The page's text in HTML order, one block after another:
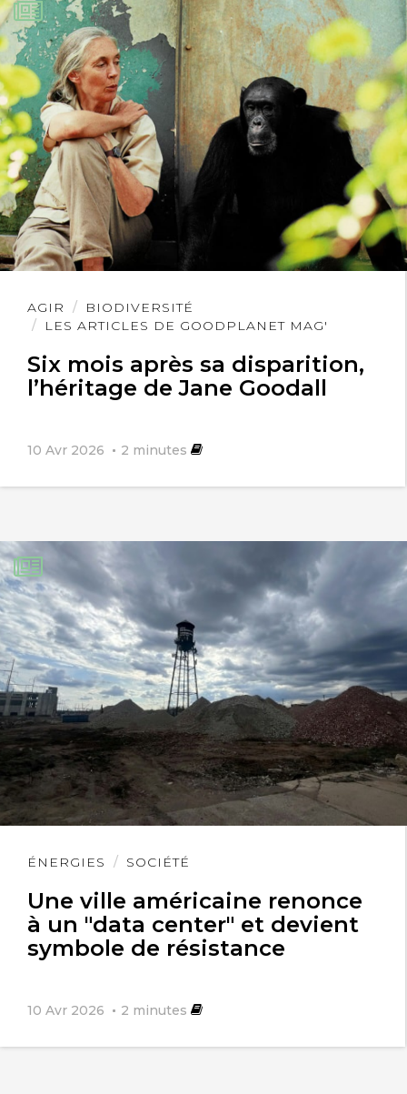
AGIR
BIODIVERSITÉ
LES ARTICLES DE GOODPLANET MAG'
Six mois après sa disparition,
l’héritage de Jane Goodall
10 Avr 2026 2 minutes
Lire
l'article
ÉNERGIES SOCIÉTÉ
Une ville américaine renonce
à un "data center" et devient
symbole de résistance
10 Avr 2026 2 minutes
Lire